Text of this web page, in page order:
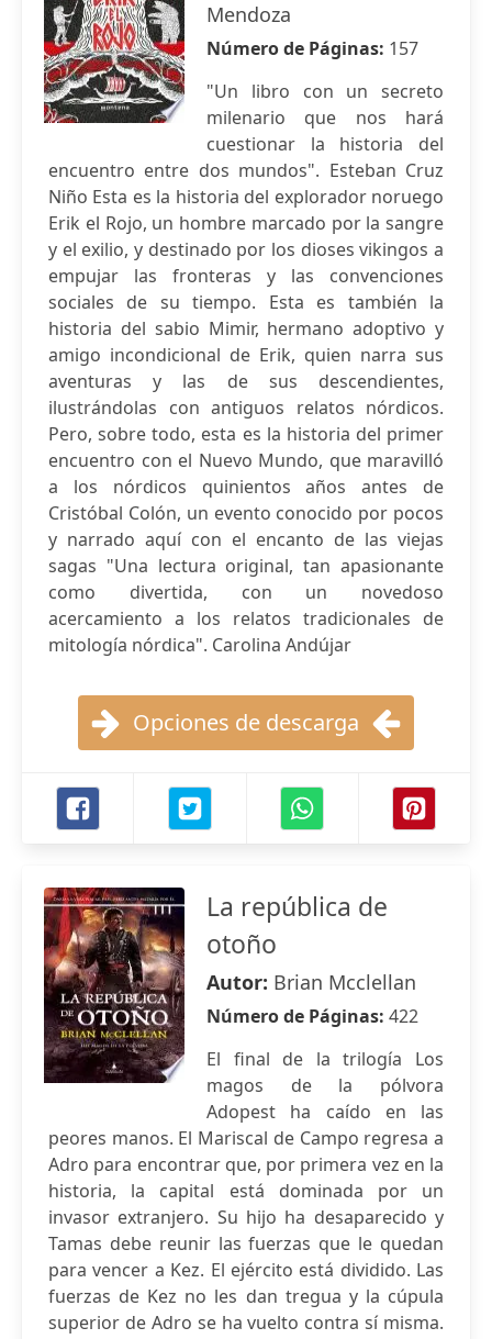
Mendoza
Número de Páginas: 157
"Un libro con un secreto
milenario que nos hará
cuestionar la historia del
encuentro entre dos mundos". Esteban Cruz
Niño Esta es la historia del explorador noruego
Erik el Rojo, un hombre marcado por la sangre
y el exilio, y destinado por los dioses vikingos a
empujar las fronteras y las convenciones
sociales de su tiempo. Esta es también la
historia del sabio Mimir, hermano adoptivo y
amigo incondicional de Erik, quien narra sus
aventuras y las de sus descendientes,
ilustrándolas con antiguos relatos nórdicos.
Pero, sobre todo, esta es la historia del primer
encuentro con el Nuevo Mundo, que maravilló
a los nórdicos quinientos años antes de
Cristóbal Colón, un evento conocido por pocos
y narrado aquí con el encanto de las viejas
sagas "Una lectura original, tan apasionante
como divertida, con un novedoso
acercamiento a los relatos tradicionales de
mitología nórdica". Carolina Andújar
Opciones de descarga
La república de
otoño
Autor: Brian Mcclellan
Número de Páginas: 422
El final de la trilogía Los
magos de la pólvora
Adopest ha caído en las
peores manos. El Mariscal de Campo regresa a
Adro para encontrar que, por primera vez en la
historia, la capital está dominada por un
invasor extranjero. Su hijo ha desaparecido y
Tamas debe reunir las fuerzas que le quedan
para vencer a Kez. El ejército está dividido. Las
fuerzas de Kez no les dan tregua y la cúpula
superior de Adro se ha vuelto contra sí misma.